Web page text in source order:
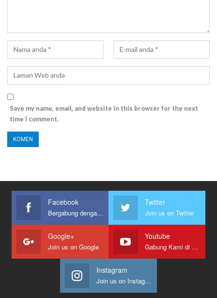
Save my name, email, and website in this browser for the next
time I comment.
Facebook
Bergabung dengan kami
Twitter
Join us on Twitter
Google+
Join us on Google
Youtube
Gabung Kami di Youtube
Instagram
Join us on Instagram